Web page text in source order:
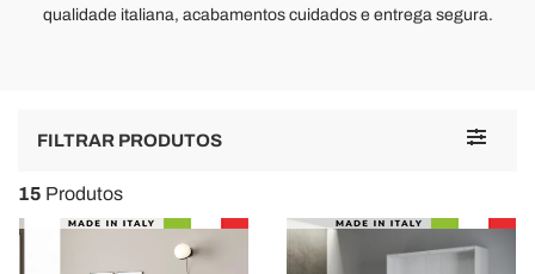
qualidade italiana, acabamentos cuidados e entrega segura.
Toggle
FILTRAR PRODUTOS
15 Produtos